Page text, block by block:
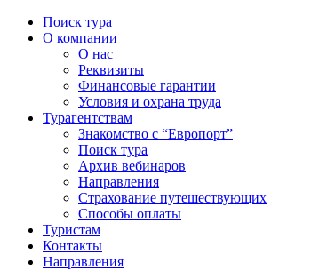
Поиск тура
О компании
О нас
Реквизиты
Финансовые гарантии
Условия и охрана труда
Турагентствам
Знакомство с “Европорт”
Поиск тура
Архив вебинаров
Направления
Страхование путешествующих
Способы оплаты
Туристам
Контакты
Направления